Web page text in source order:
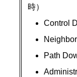
時）
Control
Path